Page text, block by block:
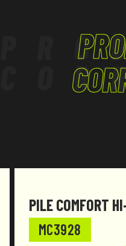
TERZIARIO,
PILE COMFORT
MC3928